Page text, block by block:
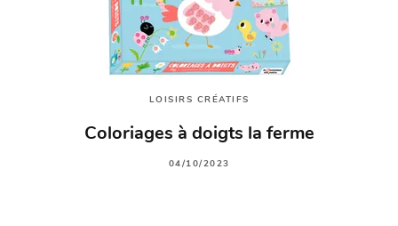
LOISIRS CRÉATIFS
Coloriages à doigts la ferme
04/10/2023